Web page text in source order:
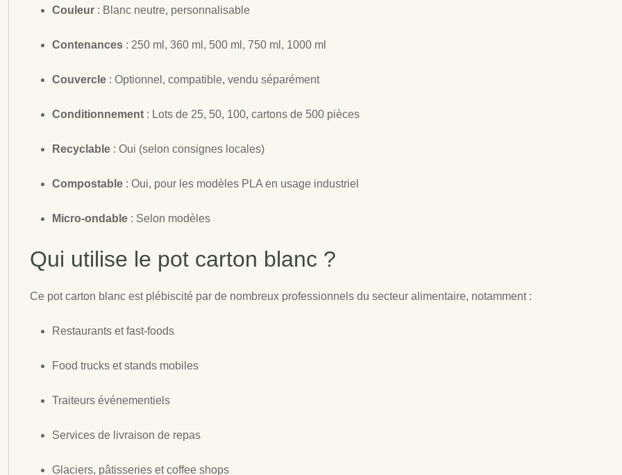
Couleur : Blanc neutre, personnalisable
Contenances : 250 ml, 360 ml, 500 ml, 750 ml, 1000 ml
Couvercle : Optionnel, compatible, vendu séparément
Conditionnement : Lots de 25, 50, 100, cartons de 500 pièces
Recyclable : Oui (selon consignes locales)
Compostable : Oui, pour les modèles PLA en usage industriel
Micro-ondable : Selon modèles
Qui utilise le pot carton blanc ?
Ce pot carton blanc est plébiscité par de nombreux professionnels du secteur alimentaire, notamment :
Restaurants et fast-foods
Food trucks et stands mobiles
Traiteurs événementiels
Services de livraison de repas
Glaciers, pâtisseries et coffee shops